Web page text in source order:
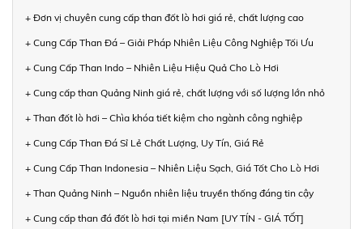
+ Đơn vị chuyên cung cấp than đốt lò hơi giá rẻ, chất lượng cao
+ Cung Cấp Than Đá – Giải Pháp Nhiên Liệu Công Nghiệp Tối Ưu
+ Cung Cấp Than Indo – Nhiên Liệu Hiệu Quả Cho Lò Hơi
+ Cung cấp than Quảng Ninh giá rẻ, chất lượng với số lượng lớn nhỏ
+ Than đốt lò hơi – Chìa khóa tiết kiệm cho ngành công nghiệp
+ Cung Cấp Than Đá Sỉ Lẻ Chất Lượng, Uy Tín, Giá Rẻ
+ Cung Cấp Than Indonesia – Nhiên Liệu Sạch, Giá Tốt Cho Lò Hơi
+ Than Quảng Ninh – Nguồn nhiên liệu truyền thống đáng tin cậy
+ Cung cấp than đá đốt lò hơi tại miền Nam [UY TÍN - GIÁ TỐT]